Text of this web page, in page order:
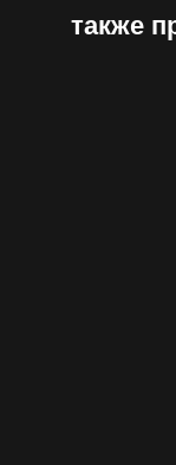
также